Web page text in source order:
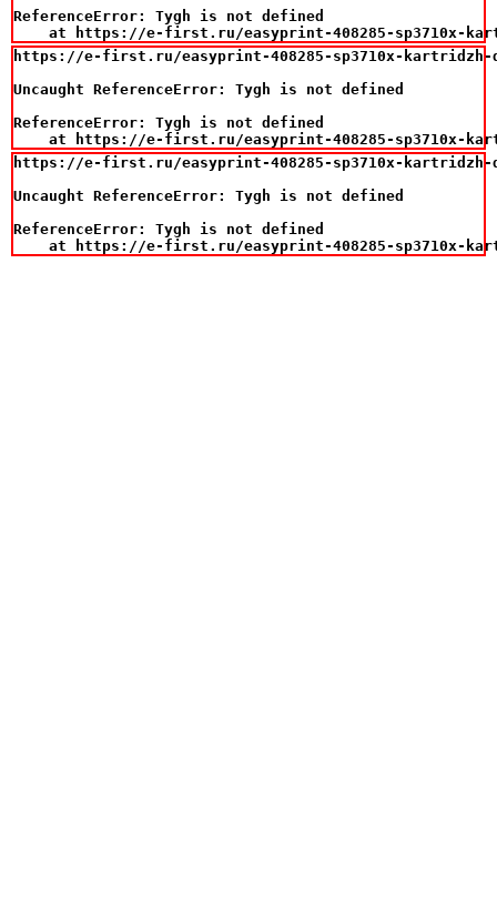
ReferenceError: Tygh is not defined
at https://e-first.ru/easyprint-408285-sp3710x-
https://e-first.ru/easyprint-408285-sp3710x-kartridzh-
Uncaught ReferenceError: Tygh is not defined
ReferenceError: Tygh is not defined
at https://e-first.ru/easyprint-408285-sp3710x-
https://e-first.ru/easyprint-408285-sp3710x-kartridzh-
Uncaught ReferenceError: Tygh is not defined
ReferenceError: Tygh is not defined
at https://e-first.ru/easyprint-408285-sp3710x-